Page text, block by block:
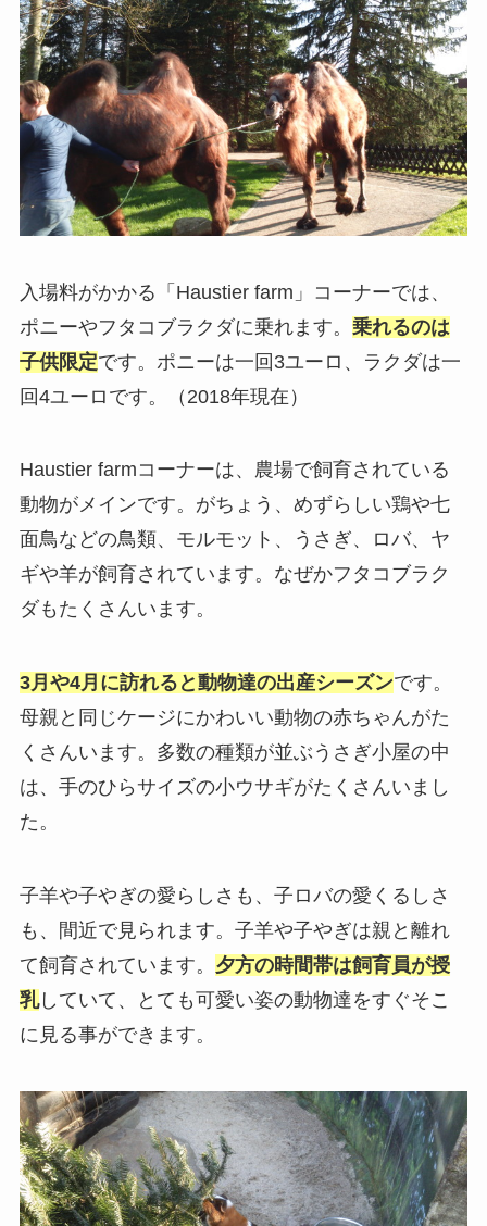
入場料がかかる「Haustier farm」コーナーでは、
ポニーやフタコブラクダに乗れます。 乗れるのは
子供限定です。ポニーは一回3ユーロ、ラクダは一
回4ユーロです。（2018年現在）
Haustier farmコーナーは、農場で飼育されている
動物がメインです。がちょう、めずらしい鶏や七
面鳥などの鳥類、モルモット、うさぎ、ロバ、ヤ
ギや羊が飼育されています。なぜかフタコブラク
ダもたくさんいます。
3月や4月に訪れると動物達の出産シーズンです。
母親と同じケージにかわいい動物の赤ちゃんがた
くさんいます。多数の種類が並ぶうさぎ小屋の中
は、手のひらサイズの小ウサギがたくさんいまし
た。
子羊や子やぎの愛らしさも、子ロバの愛くるしさ
も、間近で見られます。子羊や子やぎは親と離れ
て飼育されています。 夕方の時間帯は飼育員が授
乳していて、とても可愛い姿の動物達をすぐそこ
に見る事ができます。